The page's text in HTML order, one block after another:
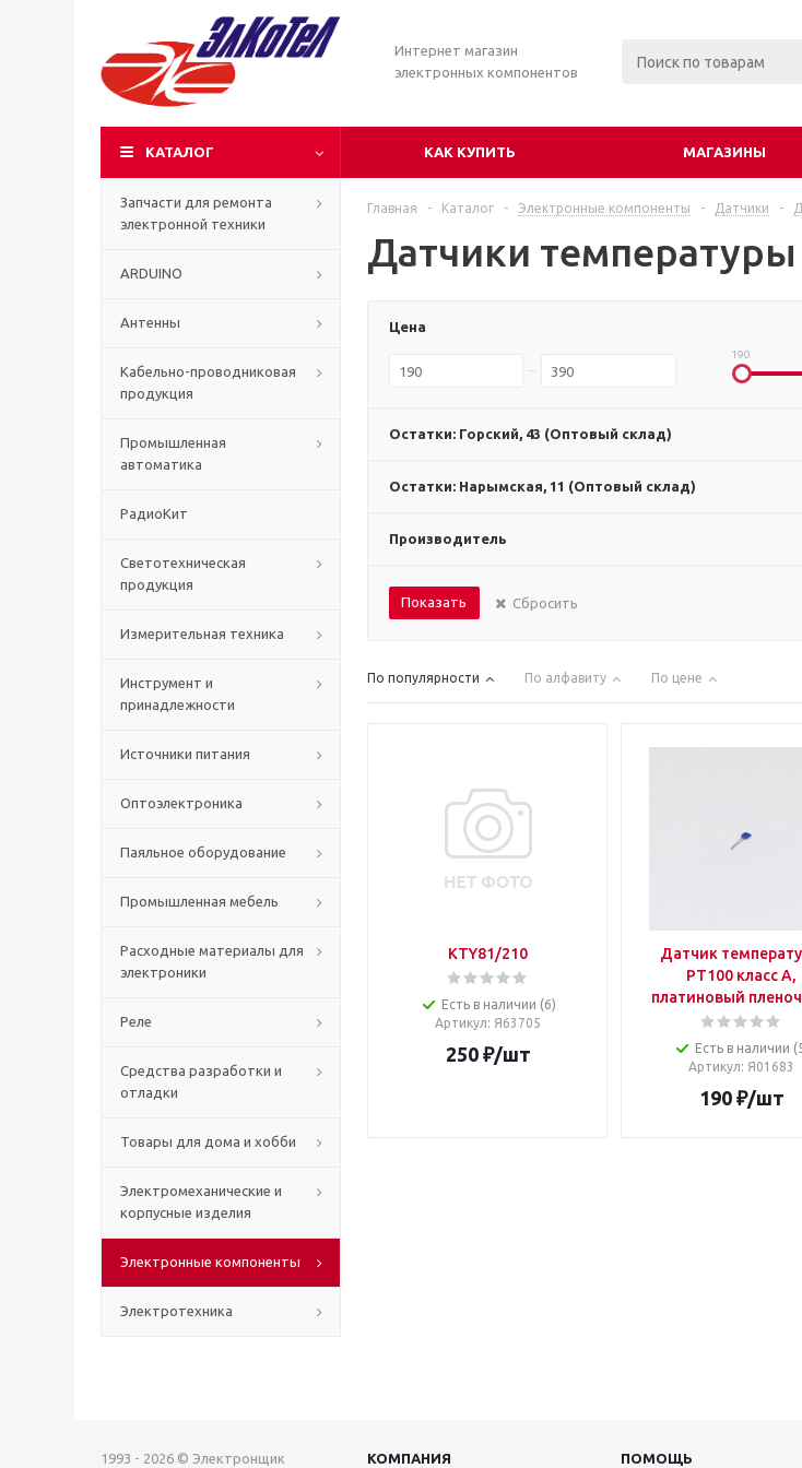
Интернет магазин
электронных компонентов
КАТАЛОГ КАК КУПИТЬ МАГАЗИНЫ
Запчасти для ремонта
электронной техники
ARDUINO
Антенны
Кабельно-проводниковая
продукция
Промышленная
автоматика
РадиоКит
Светотехническая
продукция
Измерительная техника
Инструмент и
принадлежности
Источники питания
Оптоэлектроника
Паяльное оборудование
Промышленная мебель
Расходные материалы для
электроники
Реле
Средства разработки и
отладки
Товары для дома и хобби
Электромеханические и
корпусные изделия
Электронные компоненты
Электротехника
Главная - Каталог - Электронные компоненты - Датчики -
Датчики температуры
Цена
190
Остатки: Горский, 43 (Оптовый склад)
Остатки: Нарымская, 11 (Оптовый склад)
Производитель
Показать Сбросить
По популярности По алфавиту По цене
KTY81/210
Есть в наличии (6)
Артикул: Я63705
250₽/шт
Датчик
PT100 класс А,
платиновый
Есть в наличии
Артикул: Я01683
190₽/шт
1993 - 2026 © Электронщик КОМПАНИЯ ПОМОЩЬ